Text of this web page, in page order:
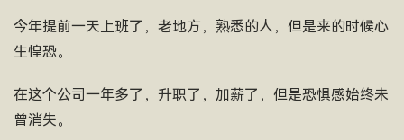
今年提前一天上班了，老地方，熟悉的人，但是来的时候心
生惶恐。
在这个公司一年多了，升职了，加薪了，但是恐惧感始终未
曾消失。